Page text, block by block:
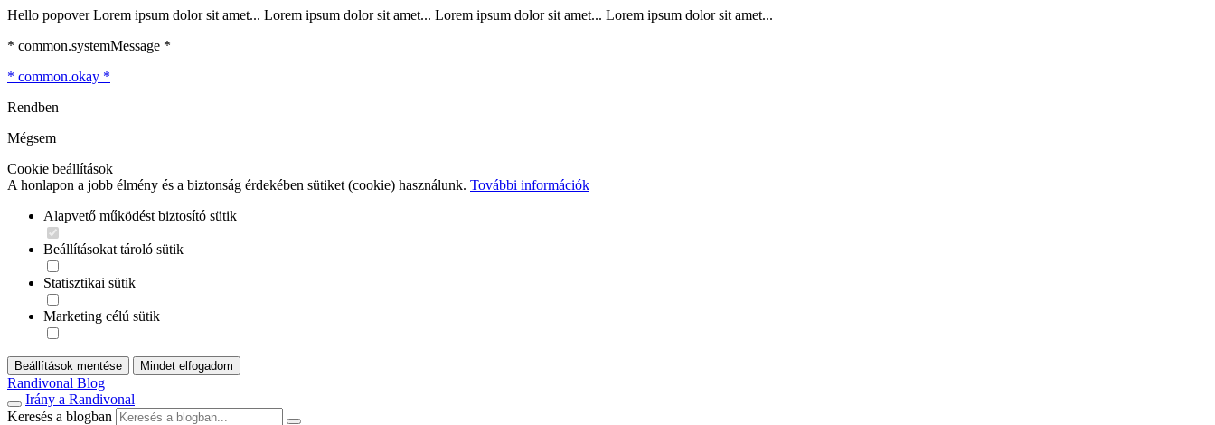
Hello popover Lorem ipsum dolor sit amet... Lorem ipsum dolor sit amet... Lorem ipsum dolor sit amet... Lorem ipsum dolor sit amet...
* common.systemMessage *
* common.okay *
Rendben
Mégsem
Cookie beállítások
A honlapon a jobb élmény és a biztonság érdekében sütiket (cookie) használunk. További információk
Alapvető működést biztosító sütik
Beállításokat tároló sütik
Statisztikai sütik
Marketing célú sütik
Beállítások mentése Mindet elfogadom
Randivonal Blog
Irány a Randivonal
Keresés a blogban